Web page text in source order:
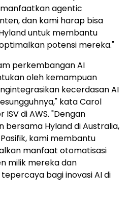
agentic
dan kami harap bisa
untuk membantu
potensi mereka."
perkembangan AI
oleh kemampuan
kecerdasan AI
kata Carol
di AWS. "Dengan
Hyland di Australia,
kami membantu
manfaat otomatisasi
milik mereka dan
bagi inovasi AI di